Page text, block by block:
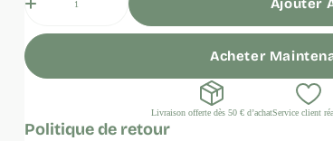
Ajouter
Acheter
Livraison offerte dès 50 € d’achatService client
Politique de retour